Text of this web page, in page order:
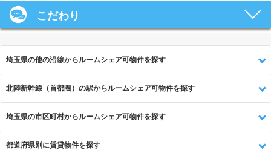
こだわり
埼玉県の他の沿線からルームシェア可物件を探す
北陸新幹線（首都圏）の駅からルームシェア可物件を探す
埼玉県の市区町村からルームシェア可物件を探す
都道府県別に賃貸物件を探す